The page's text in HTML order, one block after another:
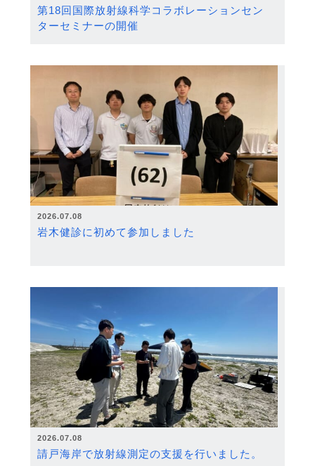
第18回国際放射線科学コラボレーションセン
ターセミナーの開催
2026.07.08
岩木健診に初めて参加しました
2026.07.08
請戸海岸で放射線測定の支援を行いました。